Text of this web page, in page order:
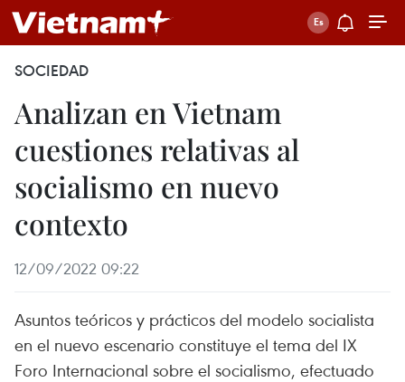
SOCIEDAD
Analizan en Vietnam
cuestiones relativas al
socialismo en nuevo
contexto
12/09/2022 09:22
Asuntos teóricos y prácticos del modelo socialista
en el nuevo escenario constituye el tema del IX
Foro Internacional sobre el socialismo, efectuado